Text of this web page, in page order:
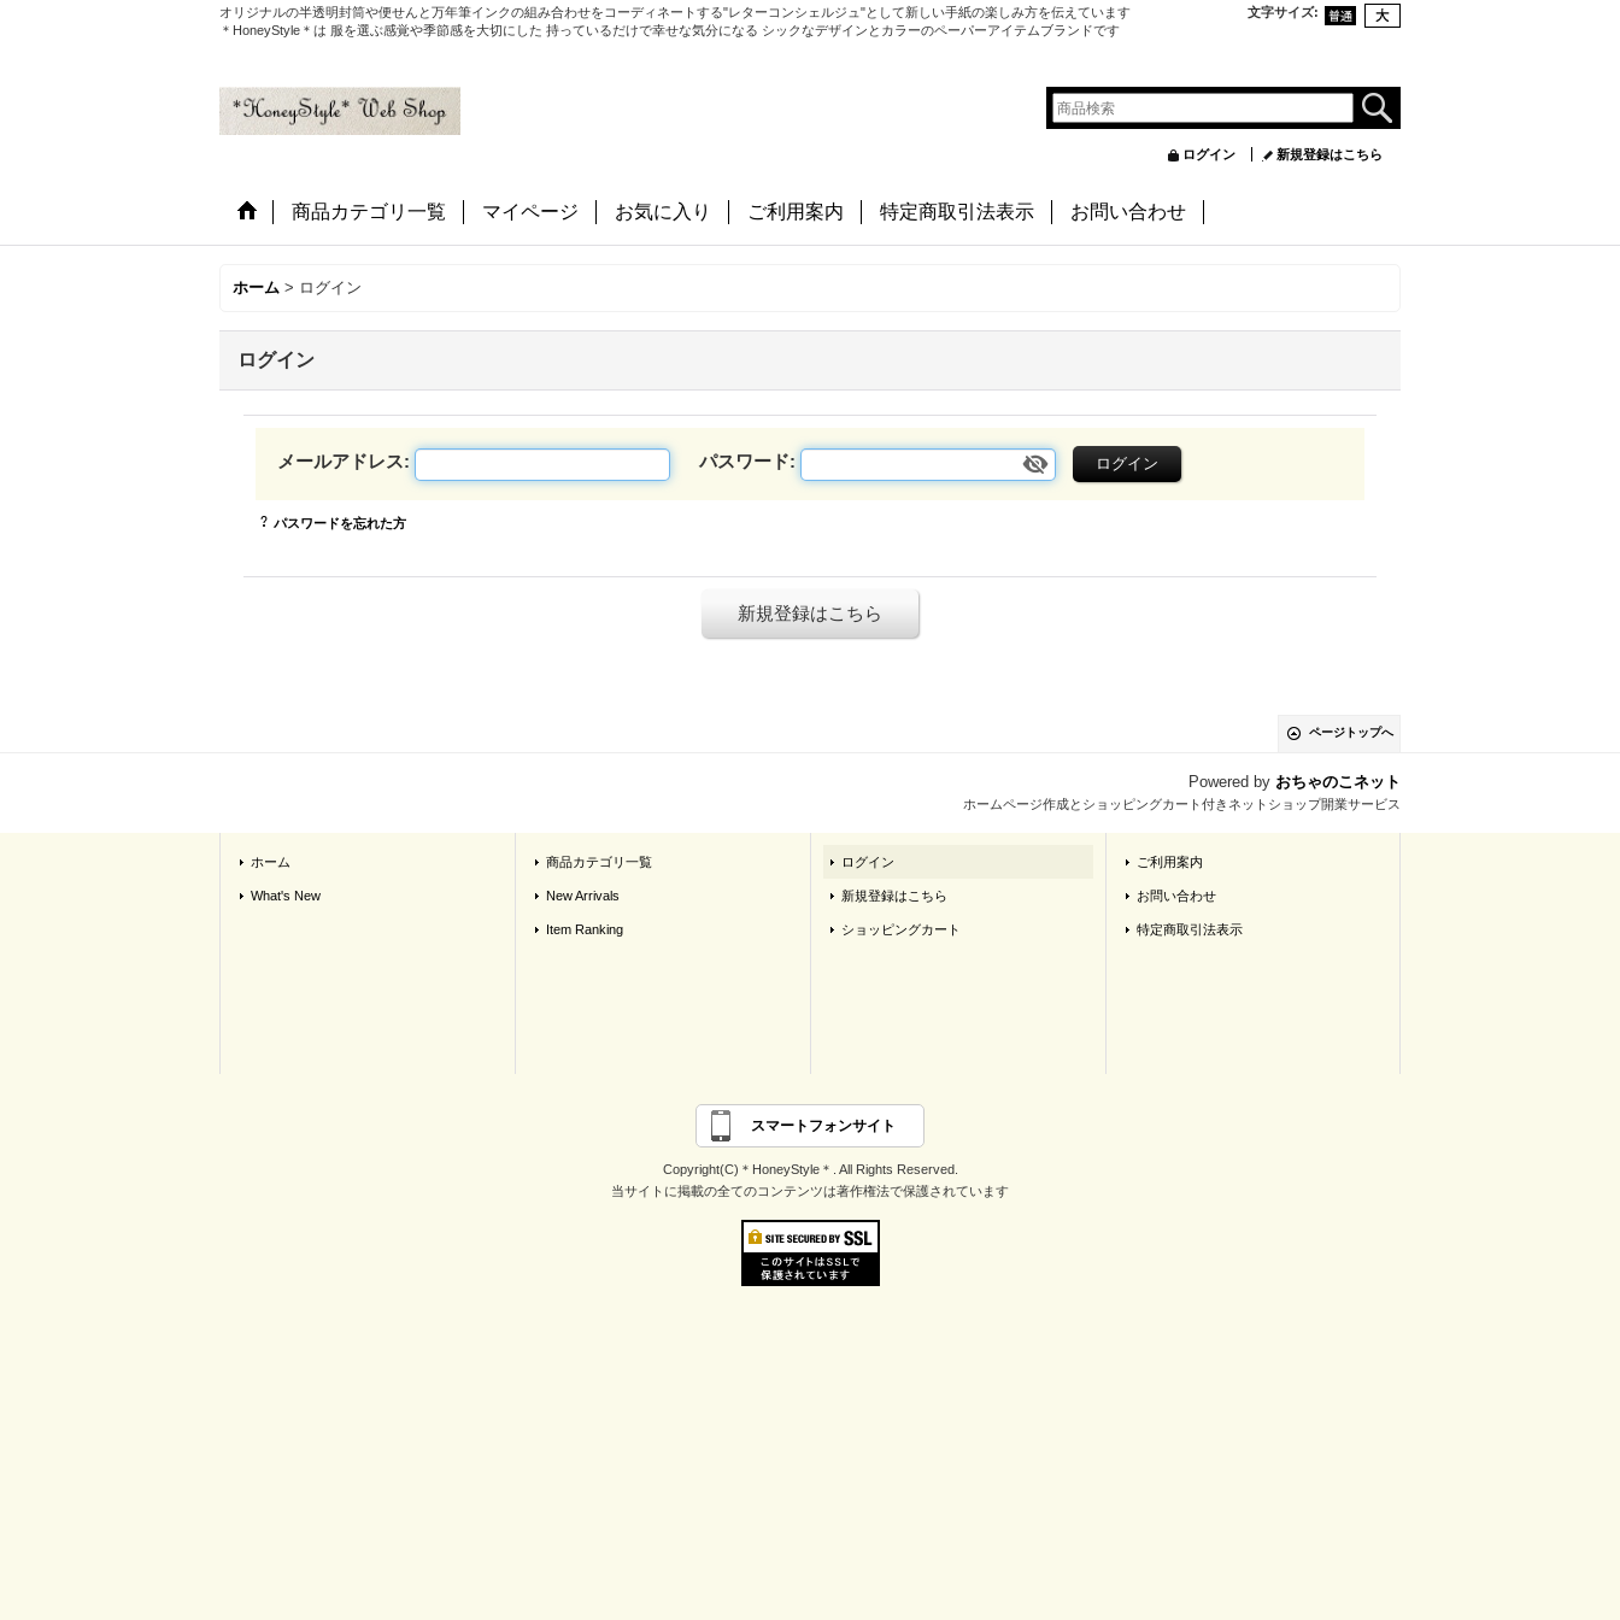
オリジナルの半透明封筒や便せんと万年筆インクの組み合わせをコーディネートする"レターコンシェルジュ"として新しい手紙の楽しみ方を伝えています
＊HoneyStyle＊は 服を選ぶ感覚や季節感を大切にした 持っているだけで幸せな気分になる シックなデザインとカラーのペーパーアイテムブランドです
文字サイズ:
ログイン 新規登録はこちら
商品カテゴリ一覧 マイページ お気に入り ご利用案内 特定商取引法表示 お問い合わせ
ホーム > ログイン
ログイン
メールアドレス: パスワード:
パスワードを忘れた方
新規登録はこちら
ページトップへ
Powered by おちゃのこネット
ホームページ作成とショッピングカート付きネットショップ開業サービス
ホーム
What's New
商品カテゴリ一覧
New Arrivals
Item Ranking
ログイン
新規登録はこちら
ショッピングカート
ご利用案内
お問い合わせ
特定商取引法表示
スマートフォンサイト
Copyright(C)＊HoneyStyle＊. All Rights Reserved.
当サイトに掲載の全てのコンテンツは著作権法で保護されています